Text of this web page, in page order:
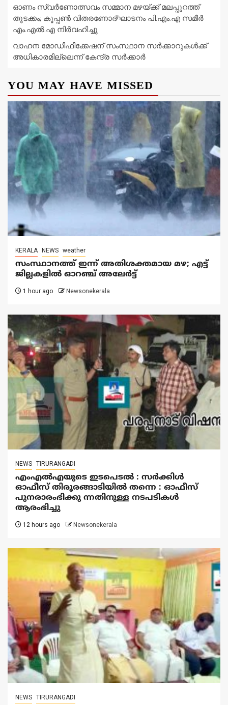
ഓണം സ്വർണോത്സവം സമ്മാന മഴയ്ക്ക് മലപ്പുറത്ത്
തുടക്കം; കൂപ്പൺ വിതരണോദ്ഘാടനം പി.എം.എ സമീർ
എം.എൽ.എ നിർവഹിച്ചു
വാഹന മോഡിഫിക്കേഷന് സംസ്ഥാന സർക്കാറുകൾക്ക്
അധികാരമില്ലെന്ന് കേന്ദ്ര സർക്കാർ
YOU MAY HAVE MISSED
KERALA NEWS weather
സംസ്ഥാനത്ത് ഇന്ന് അതിശക്തമായ മഴ; എട്ട്
ജില്ലകളിൽ ഓറഞ്ച് അലേര്‍ട്ട്
1 hour ago Newsonekerala
NEWS TIRURANGADI
എംഎൽഎയുടെ ഇടപെടൽ : സര്‍ക്കിള്‍
ഓഫീസ് തിരൂരങ്ങാടിയിൽ തന്നെ : ഓഫീസ്
പുനരാരംഭിക്കു ന്നതിനുള്ള നടപടികൾ
ആരംഭിച്ചു
12 hours ago Newsonekerala
NEWS TIRURANGADI